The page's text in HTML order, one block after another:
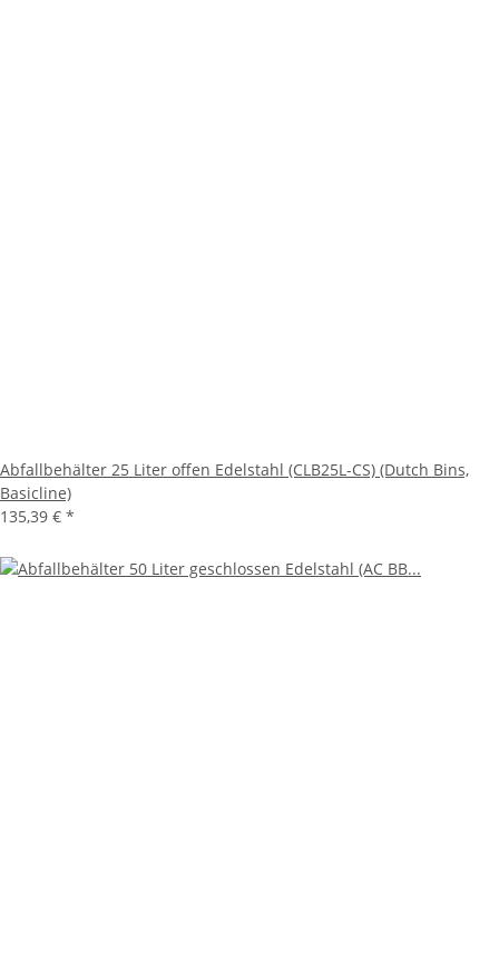
Abfallbehälter 25 Liter offen Edelstahl (CLB25L-CS) (Dutch Bins,
Basicline)
135,39 € *